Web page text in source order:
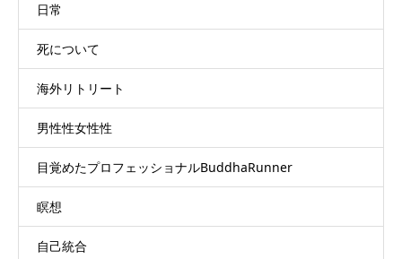
日常
死について
海外リトリート
男性性女性性
目覚めたプロフェッショナルBuddhaRunner
瞑想
自己統合